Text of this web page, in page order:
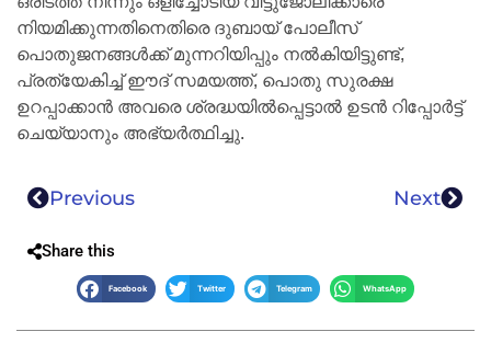
നിയമിക്കുന്നതിനെതിരെ ദുബായ് പോലീസ്
പൊതുജനങ്ങൾക്ക് മുന്നറിയിപ്പും നൽകിയിട്ടുണ്ട്,
പ്രത്യേകിച്ച് ഈദ് സമയത്ത്, പൊതു സുരക്ഷ
ഉറപ്പാക്കാൻ അവരെ ശ്രദ്ധയിൽപ്പെട്ടാൽ ഉടൻ റിപ്പോർട്ട്
ചെയ്യാനും അഭ്യർത്ഥിച്ചു.
Previous Next
Share this
Facebook Twitter Telegram WhatsApp